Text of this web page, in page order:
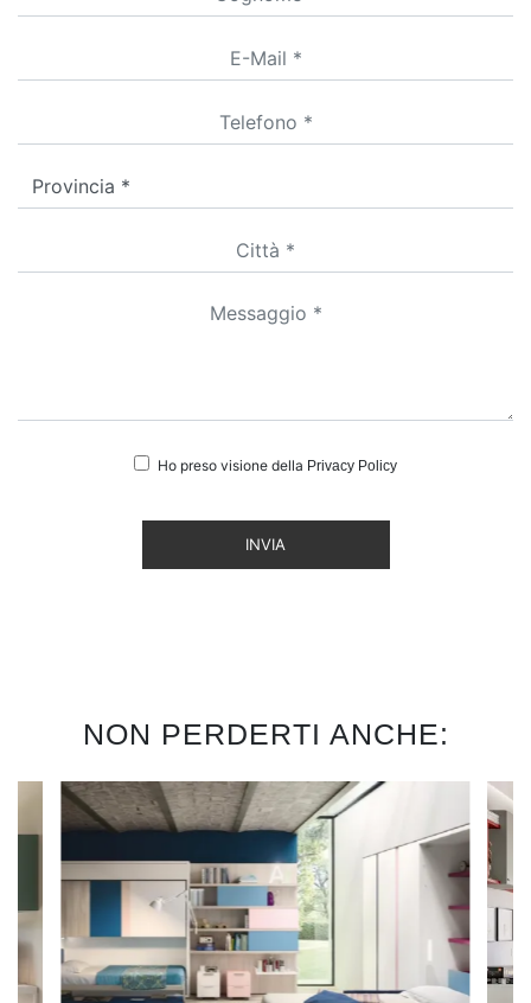
Ho preso visione della Privacy Policy
INVIA
NON PERDERTI ANCHE: